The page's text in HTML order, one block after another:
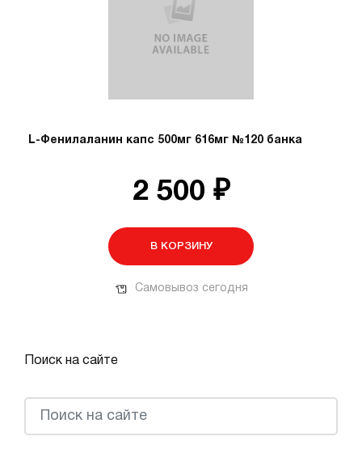
L-Фенилаланин капс 500мг 616мг №120 банка
2 500 ₽
В КОРЗИНУ
Самовывоз сегодня
Поиск на сайте